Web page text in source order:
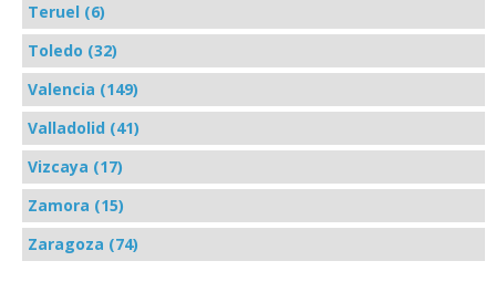
Teruel (6)
Toledo (32)
Valencia (149)
Valladolid (41)
Vizcaya (17)
Zamora (15)
Zaragoza (74)